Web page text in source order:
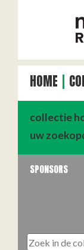
HOME
collectie
uw
SPONSORS